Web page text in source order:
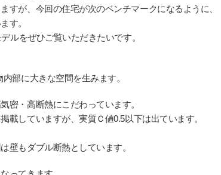
すが、今回の住宅が次のベンチマークになるように、
す。
ルをぜひご覧いただきたいです。
部に大きな空間を生みます。
密・高断熱にこだわっています。
載していますが、実質Ｃ値0.5以下は出ています。
壁もダブル断熱としています。